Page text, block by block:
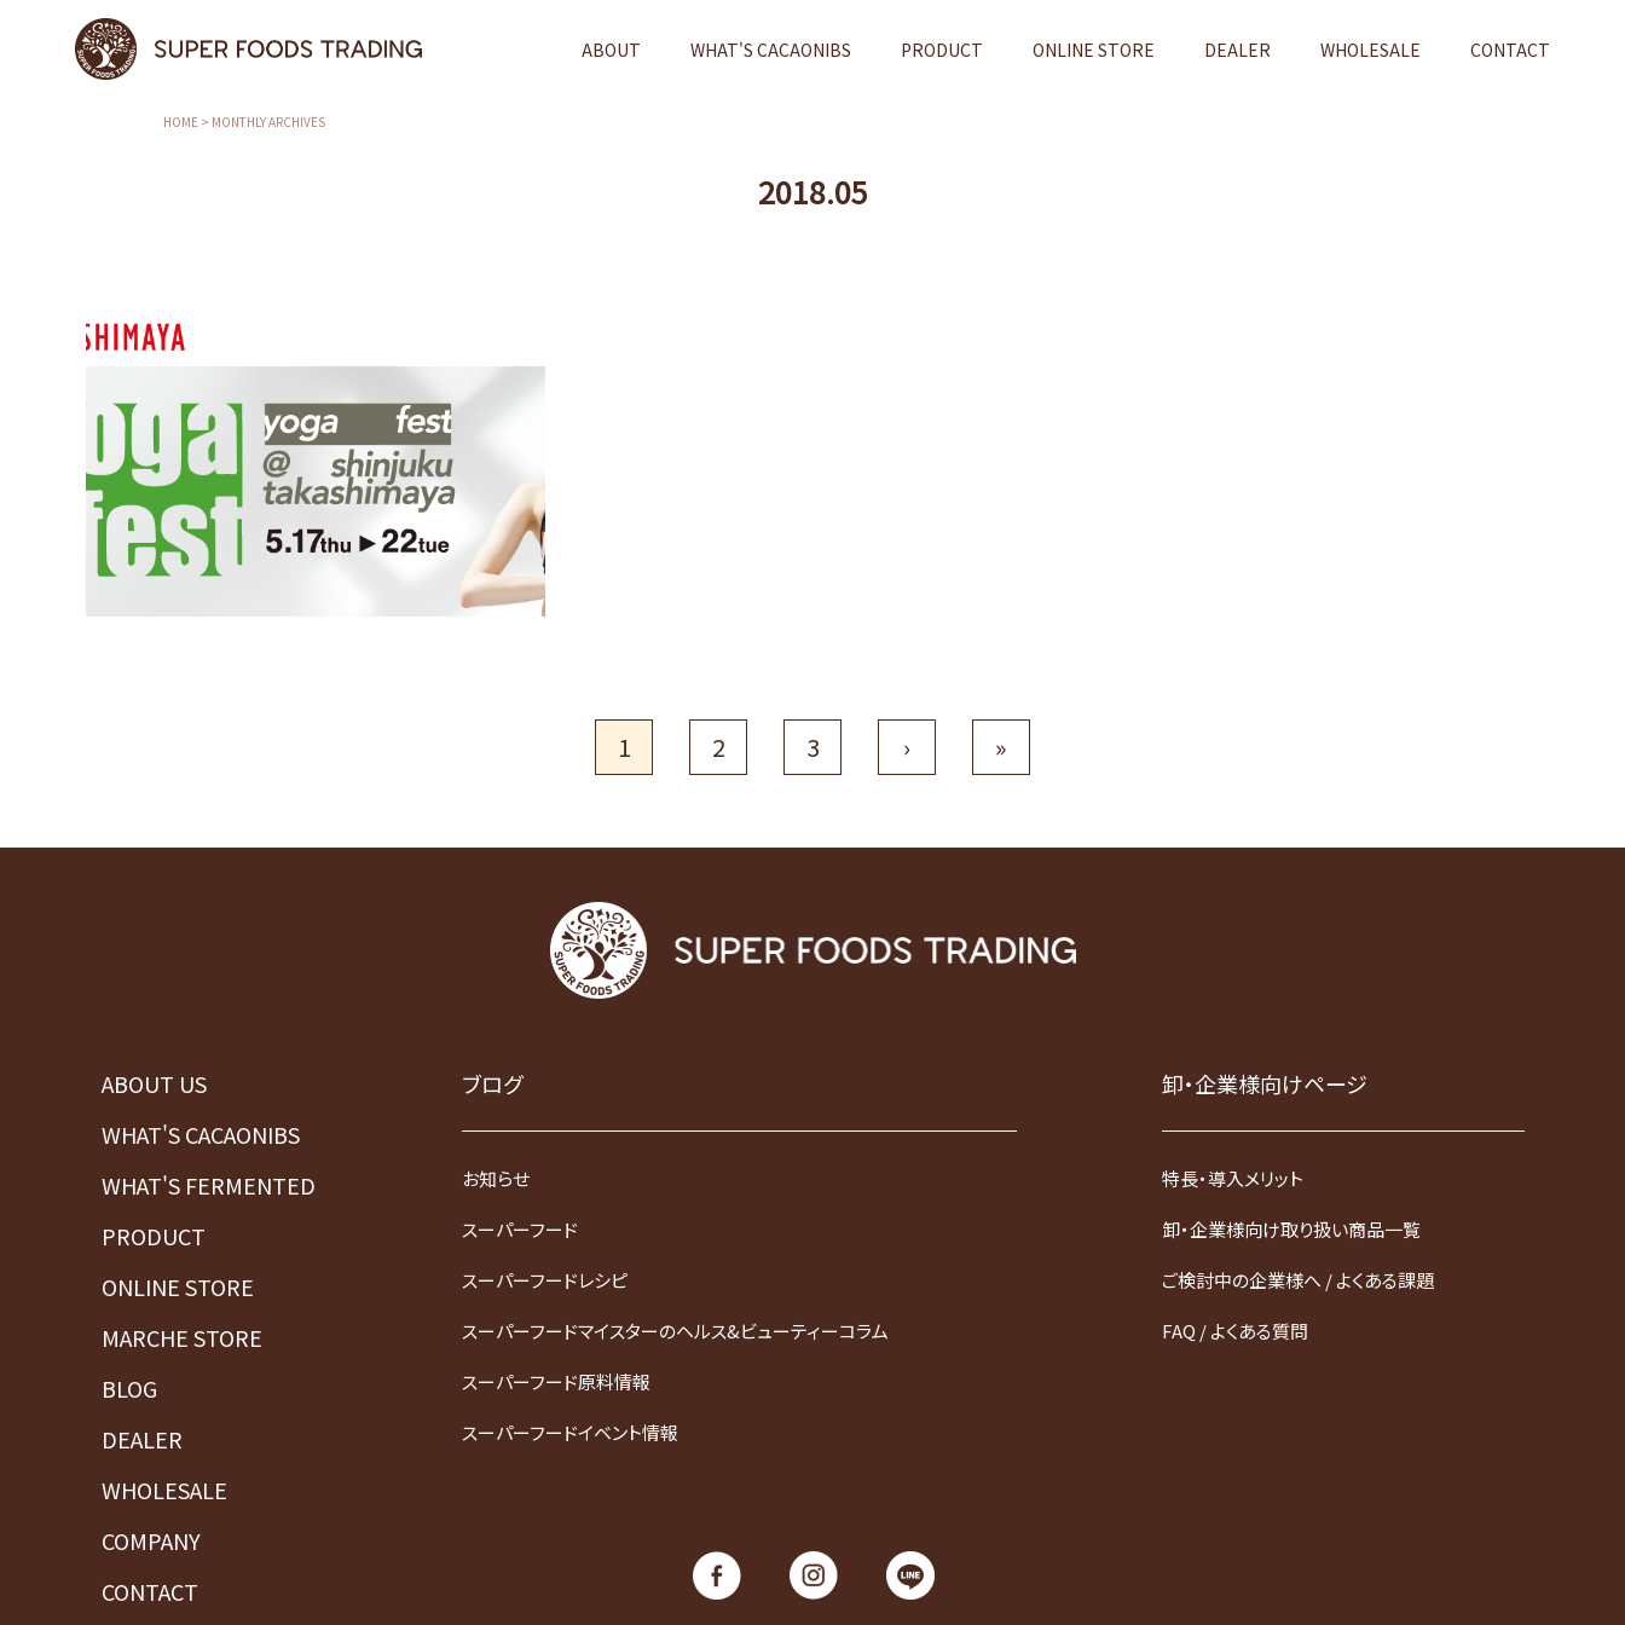
ABOUT WHAT'S CACAONIBS PRODUCT ONLINE STORE DEALER WHOLESALE CONTACT
HOME> MONTHLY ARCHIVES
2018.05
1 2 3 › »
ABOUT US
WHAT'S CACAONIBS
WHAT'S FERMENTED
PRODUCT
ONLINE STORE
MARCHE STORE
BLOG
DEALER
WHOLESALE
COMPANY
CONTACT
ブログ
お知らせ
スーパーフード
スーパーフードレシピ
スーパーフードマイスターのヘルス&ビューティーコラム
スーパーフード原料情報
スーパーフードイベント情報
卸・企業様向けページ
特長・導入メリット
卸・企業様向け取り扱い商品一覧
ご検討中の企業様へ / よくある課題
FAQ / よくある質問